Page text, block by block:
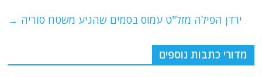
k
ירדן הפילה מזל"ט עמוס בסמים שהגיע משטח סוריה →
מדורי כתבות נוספים